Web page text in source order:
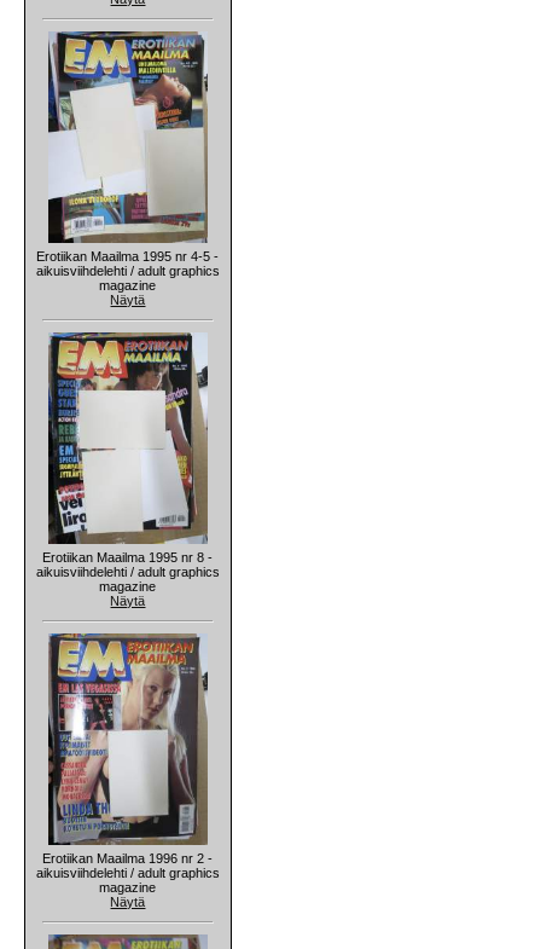
Erotiikan Maailma 1995 nr 4-5 -
aikuisviihdelehti / adult graphics
magazine
Näytä
Erotiikan Maailma 1995 nr 8 -
aikuisviihdelehti / adult graphics
magazine
Näytä
Erotiikan Maailma 1996 nr 2 -
aikuisviihdelehti / adult graphics
magazine
Näytä